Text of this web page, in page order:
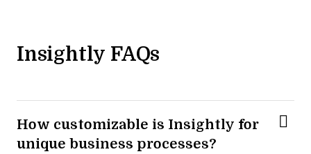
Insightly FAQs
How customizable is Insightly for
unique business processes?